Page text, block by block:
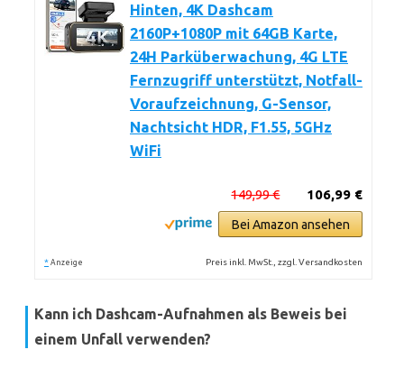
Hinten, 4K Dashcam
2160P+1080P mit 64GB Karte,
24H Parküberwachung, 4G LTE
Fernzugriff unterstützt, Notfall-
Voraufzeichnung, G-Sensor,
Nachtsicht HDR, F1.55, 5GHz
WiFi
106,99 €
149,99 €
Bei Amazon ansehen
* Anzeige Preis inkl. MwSt., zzgl. Versandkosten
Kann ich Dashcam-Aufnahmen als Beweis bei
einem Unfall verwenden?